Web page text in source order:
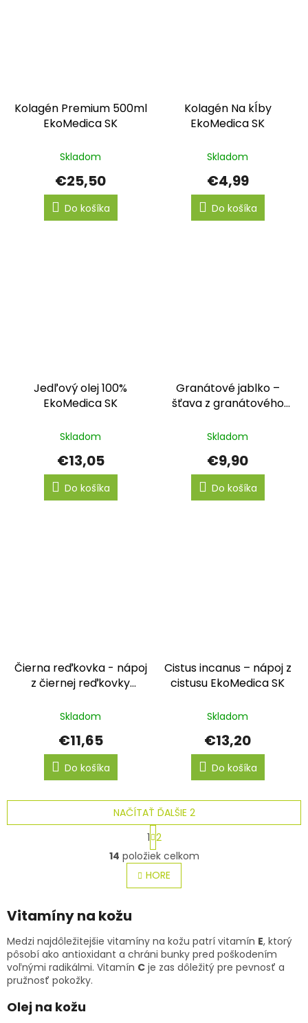
Kolagén Premium 500ml
EkoMedica SK
Skladom
€25,50
Do košíka
Kolagén Na kĺby
EkoMedica SK
Skladom
€4,99
Do košíka
Jedľový olej 100%
EkoMedica SK
Skladom
€13,05
Do košíka
Granátové jablko –
šťava z granátového
Skladom
€9,90
Do košíka
Čierna reďkovka - nápoj
z čiernej reďkovky
Skladom
€11,65
Do košíka
Cistus incanus – nápoj z
cistusu EkoMedica SK
Skladom
€13,20
Do košíka
O
v
l
á
i
e
p
NAČÍTAŤ ĎALŠIE 2
S
t
r
á
n
k
n
i
e
1 2
14 položiek celkom
HORE
Vitamíny na kožu
Medzi najdôležitejšie vitamíny na kožu patrí vitamín E, ktorý
pôsobí ako antioxidant a chráni bunky pred poškodením
voľnými radikálmi. Vitamín C je zas dôležitý pre pevnosť a
pružnosť pokožky.
Olej na kožu